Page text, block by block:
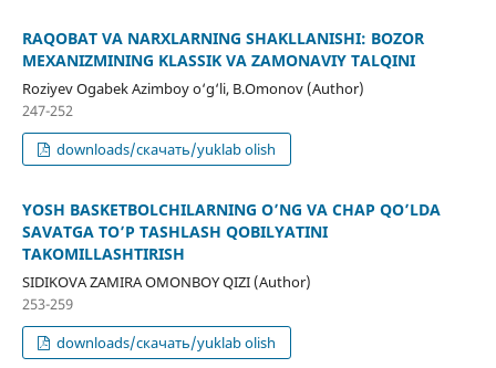
RAQOBAT VA NARXLARNING SHAKLLANISHI: BOZOR
MEXANIZMINING KLASSIK VA ZAMONAVIY TALQINI
Roziyev Ogabek Azimboy o‘g‘li, B.Omonov (Author)
247-252
downloads/скачать/yuklab olish
YOSH BASKETBOLCHILARNING O’NG VA CHAP QO’LDA
SAVATGA TO’P TASHLASH QOBILYATINI
TAKOMILLASHTIRISH
SIDIKOVA ZAMIRA OMONBOY QIZI (Author)
253-259
downloads/скачать/yuklab olish